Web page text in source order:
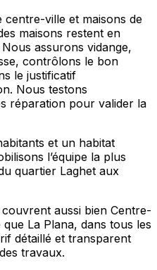
centre-ville et maisons de
maisons restent en
assurons vidange,
contrôlons le bon
le justificatif
Nous testons
réparation pour valider la
et un habitat
l’équipe la plus
quartier Laghet aux
aussi bien Centre-
La Plana, dans tous les
détaillé et transparent
travaux.